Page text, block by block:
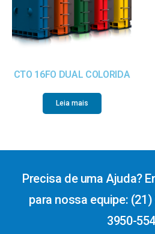
CTO 16FO DUAL COLORIDA
Leia mais
Precisa de uma Ajuda?
para nossa equipe:
3950-